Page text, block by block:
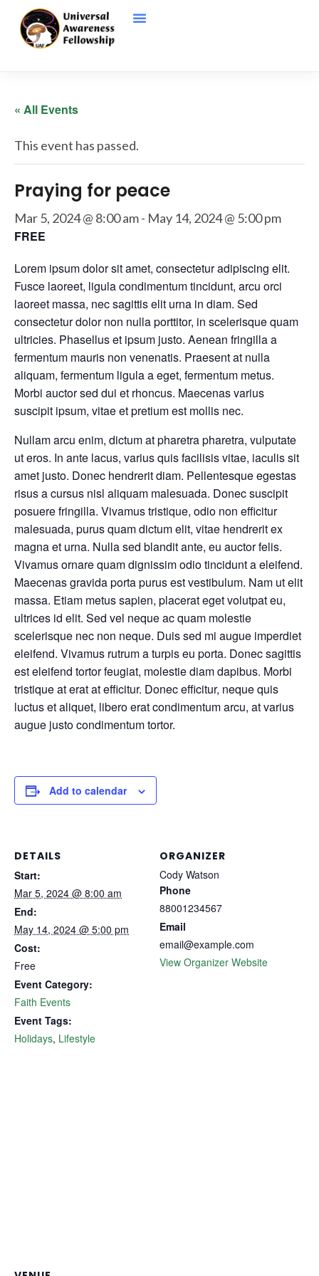
« All Events
This event has passed.
Praying for peace
Mar 5, 2024 @ 8:00 am- May 14, 2024 @ 5:00 pm
FREE
Lorem ipsum dolor sit amet, consectetur adipiscing elit.
Fusce laoreet, ligula condimentum tincidunt, arcu orci
laoreet massa, nec sagittis elit urna in diam. Sed
consectetur dolor non nulla porttitor, in scelerisque quam
ultricies. Phasellus et ipsum justo. Aenean fringilla a
fermentum mauris non venenatis. Praesent at nulla
aliquam, fermentum ligula a eget, fermentum metus.
Morbi auctor sed dui et rhoncus. Maecenas varius
suscipit ipsum, vitae et pretium est mollis nec.
Nullam arcu enim, dictum at pharetra pharetra, vulputate
ut eros. In ante lacus, varius quis facilisis vitae, iaculis sit
amet justo. Donec hendrerit diam. Pellentesque egestas
risus a cursus nisl aliquam malesuada. Donec suscipit
posuere fringilla. Vivamus tristique, odio non efficitur
malesuada, purus quam dictum elit, vitae hendrerit ex
magna et urna. Nulla sed blandit ante, eu auctor felis.
Vivamus ornare quam dignissim odio tincidunt a eleifend.
Maecenas gravida porta purus est vestibulum. Nam ut elit
massa. Etiam metus sapien, placerat eget volutpat eu,
ultrices id elit. Sed vel neque ac quam molestie
scelerisque nec non neque. Duis sed mi augue imperdiet
eleifend. Vivamus rutrum a turpis eu porta. Donec sagittis
est eleifend tortor feugiat, molestie diam dapibus. Morbi
tristique at erat at efficitur. Donec efficitur, neque quis
luctus et aliquet, libero erat condimentum arcu, at varius
augue justo condimentum tortor.
Add to calendar
DETAILS
Start:
Mar 5, 2024 @ 8:00 am
End:
May 14, 2024 @ 5:00 pm
Cost:
Free
Event Category:
Faith Events
Event Tags:
Holidays, Lifestyle
ORGANIZER
Cody Watson
Phone
88001234567
Email
email@example.com
View Organizer Website